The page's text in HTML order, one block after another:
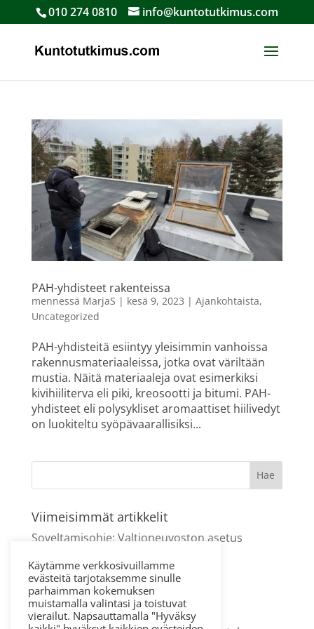
010 274 0810 info@kuntotutkimus.com
PAH-yhdisteet rakenteissa
mennessä MarjaS | kesä 9, 2023 | Ajankohtaista,
Uncategorized
PAH-yhdisteitä esiintyy yleisimmin vanhoissa
rakennusmateriaaleissa, jotka ovat väriltään
mustia. Näitä materiaaleja ovat esimerkiksi
kivihiiliterva eli piki, kreosootti ja bitumi. PAH-
yhdisteet eli polysykliset aromaattiset hiilivedyt
on luokiteltu syöpävaarallisiksi...
Viimeisimmät artikkelit
Soveltamisohje: Valtioneuvoston asetus
PAH-yhdisteet rakenteissa
Hormikartoituksesta tärkeää tietoa
ilmanvaihdon parantamiseen
Käytämme verkkosivuillamme
evästeitä tarjotaksemme sinulle
parhaimman kokemuksen
muistamalla valintasi ja toistuvat
vierailut. Napsauttamalla "Hyväksy